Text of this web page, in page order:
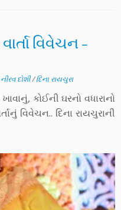
વિવેચન –
દોશી/દિના રાયચુરા
કોઈની ઘરનો વધારાનો
વિવેચન.. દિના રાયચુરાની